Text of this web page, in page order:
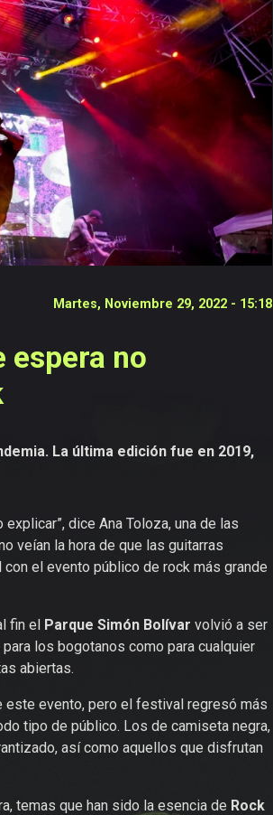
Martes, Noviembre 29, 2022 - 15:18
espera no
La última edición fue en 2019,
dice Ana Toloza, una de las
veían la hora de que las guitarras
el evento público de rock más grande
fin el Parque Simón Bolívar volvió a ser
los bogotanos como para cualquier
abiertas.
este evento, pero el festival regresó más
tipo de público. Los de camiseta negra,
así como aquellos que disfrutan
temas que han sido la esencia de Rock